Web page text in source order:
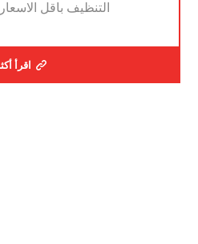
التنظيف باقل
اقرأ